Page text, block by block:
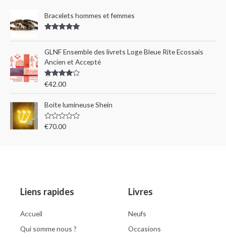
Bracelets hommes et femmes
out of 5
GLNF Ensemble des livrets Loge Bleue Rite Ecossais
Ancien et Accepté
Rated
of 5
€42.00
Boite lumineuse Shein
R
f
€70.00
Liens rapides
Accueil
Qui somme nous ?
Livres
Neufs
Occasions